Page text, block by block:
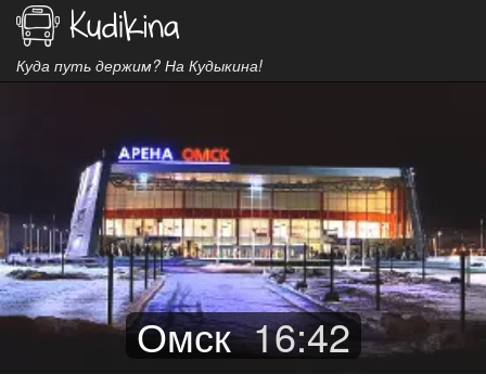
Куда путь держим? На Кудыкина!
Омск 16:42